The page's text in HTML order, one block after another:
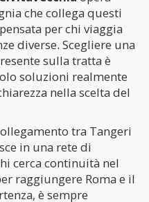
che collega questi
per chi viaggia
diverse. Scegliere una
sulla tratta è
soluzioni realmente
nella scelta del
tra Tangeri
in una rete di
cerca continuità nel
raggiungere Roma e il
è sempre